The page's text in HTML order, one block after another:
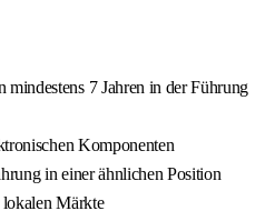
7 Jahren in der Führung
Komponenten
in einer ähnlichen Position
Märkte